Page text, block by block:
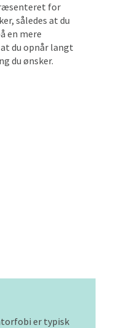
for
således at du
en mere
du opnår langt
du ønsker.
er typisk